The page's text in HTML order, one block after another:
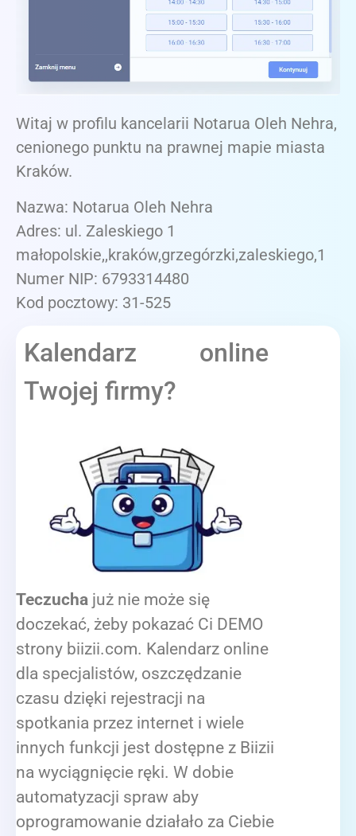
Witaj w profilu kancelarii Notarua Oleh Nehra,
cenionego punktu na prawnej mapie miasta
Kraków.
Nazwa: Notarua Oleh Nehra
Adres: ul. Zaleskiego 1
małopolskie,,kraków,grzegórzki,zaleskiego,1
Numer NIP: 6793314480
Kod pocztowy: 31-525
Kalendarz online
Twojej firmy?
Teczucha już nie może się
doczekać, żeby pokazać Ci DEMO
strony biizii.com. Kalendarz online
dla specjalistów, oszczędzanie
czasu dzięki rejestracji na
spotkania przez internet i wiele
innych funkcji jest dostępne z Biizii
na wyciągnięcie ręki. W dobie
automatyzacji spraw aby
oprogramowanie działało za Ciebie